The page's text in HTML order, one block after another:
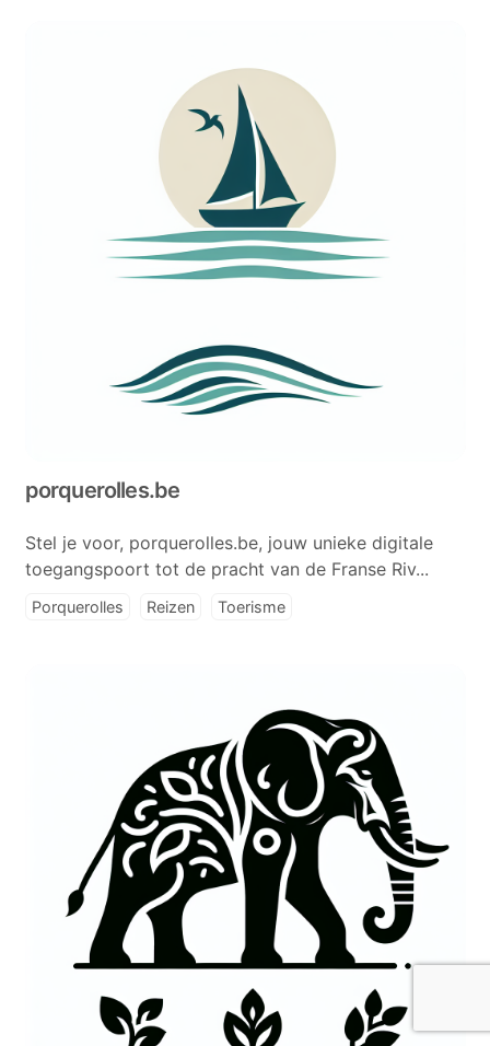
porquerolles.be
Stel je voor, porquerolles.be, jouw unieke digitale
toegangspoort tot de pracht van de Franse Riv...
Porquerolles Reizen Toerisme